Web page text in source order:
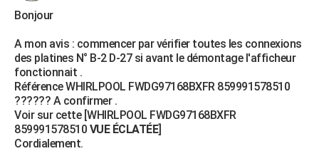
Bonjour
A mon avis : commencer par vérifier toutes les connexions
des platines N° B-2 D-27 si avant le démontage l'afficheur
fonctionnait .
Référence WHIRLPOOL FWDG97168BXFR 859991578510
?????? A confirmer .
Voir sur cette [WHIRLPOOL FWDG97168BXFR
859991578510 VUE ÉCLATÉE]
Cordialement.